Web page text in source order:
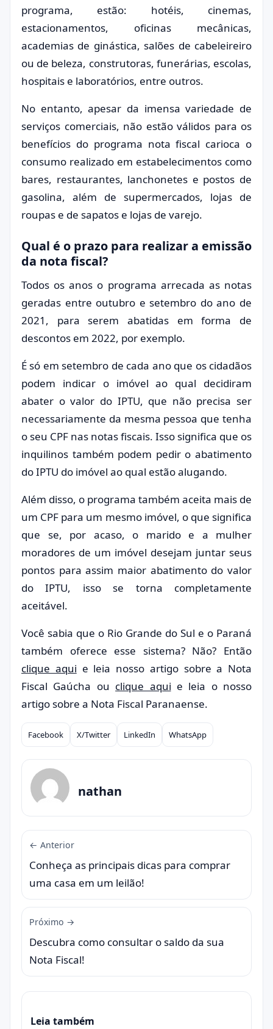
programa, estão: hotéis, cinemas,
estacionamentos, oficinas mecânicas,
academias de ginástica, salões de cabeleireiro
ou de beleza, construtoras, funerárias, escolas,
hospitais e laboratórios, entre outros.
No entanto, apesar da imensa variedade de
serviços comerciais, não estão válidos para os
benefícios do programa nota fiscal carioca o
consumo realizado em estabelecimentos como
bares, restaurantes, lanchonetes e postos de
gasolina, além de supermercados, lojas de
roupas e de sapatos e lojas de varejo.
Qual é o prazo para realizar a emissão
da nota fiscal?
Todos os anos o programa arrecada as notas
geradas entre outubro e setembro do ano de
2021, para serem abatidas em forma de
descontos em 2022, por exemplo.
É só em setembro de cada ano que os cidadãos
podem indicar o imóvel ao qual decidiram
abater o valor do IPTU, que não precisa ser
necessariamente da mesma pessoa que tenha
o seu CPF nas notas fiscais. Isso significa que os
inquilinos também podem pedir o abatimento
do IPTU do imóvel ao qual estão alugando.
Além disso, o programa também aceita mais de
um CPF para um mesmo imóvel, o que significa
que se, por acaso, o marido e a mulher
moradores de um imóvel desejam juntar seus
pontos para assim maior abatimento do valor
do IPTU, isso se torna completamente
aceitável.
Você sabia que o Rio Grande do Sul e o Paraná
também oferece esse sistema? Não? Então
clique aqui e leia nosso artigo sobre a Nota
Fiscal Gaúcha ou clique aqui e leia o nosso
artigo sobre a Nota Fiscal Paranaense.
Compartilhar
Facebook X/Twitter LinkedIn WhatsApp
nathan
← Anterior
Conheça as principais dicas para comprar
uma casa em um leilão!
Próximo →
Descubra como consultar o saldo da sua
Nota Fiscal!
Leia também